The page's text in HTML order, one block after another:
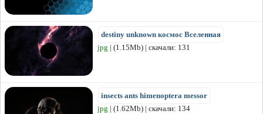
destiny unknown космос Вселенная
jpg | (1.15Mb) | скачали: 131
insects ants himenoptera messor
jpg | (1.62Mb) | скачали: 134